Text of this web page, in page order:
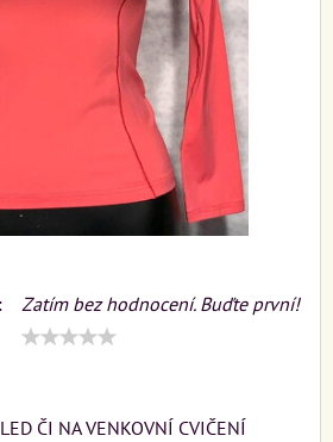
Zatím bez hodnocení. Buďte první!
ČI NA VENKOVNÍ CVIČENÍ